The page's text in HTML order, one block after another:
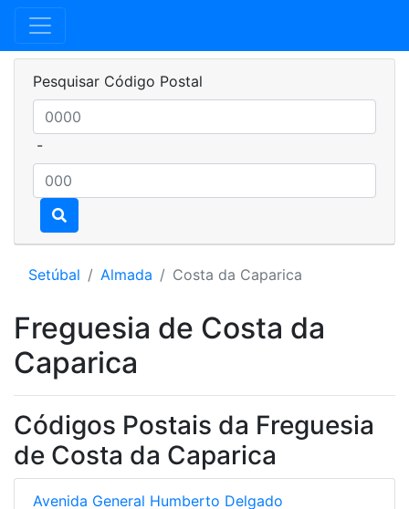
Pesquisar Código Postal
-
Setúbal Almada Costa da Caparica
Freguesia de Costa da
Caparica
Códigos Postais da Freguesia
de Costa da Caparica
Avenida General Humberto Delgado